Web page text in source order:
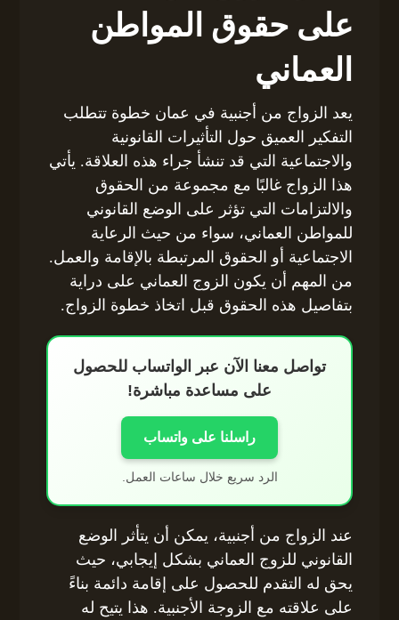
على حقوق المواطن
العماني
يعد الزواج من أجنبية في عمان خطوة تتطلب
التفكير العميق حول التأثيرات القانونية
والاجتماعية التي قد تنشأ جراء هذه العلاقة. يأتي
هذا الزواج غالبًا مع مجموعة من الحقوق
والالتزامات التي تؤثر على الوضع القانوني
للمواطن العماني، سواء من حيث الرعاية
الاجتماعية أو الحقوق المرتبطة بالإقامة والعمل.
من المهم أن يكون الزوج العماني على دراية
بتفاصيل هذه الحقوق قبل اتخاذ خطوة الزواج.
تواصل معنا الآن عبر الواتساب للحصول
على مساعدة مباشرة!
راسلنا على واتساب
الرد سريع خلال ساعات العمل.
عند الزواج من أجنبية، يمكن أن يتأثر الوضع
القانوني للزوج العماني بشكل إيجابي، حيث
يحق له التقدم للحصول على إقامة دائمة بناءً
على علاقته مع الزوجة الأجنبية. هذا يتيح له